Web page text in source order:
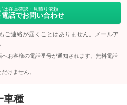
は在庫確認・見積り依頼
話でお問い合わせ
ご連絡が届くことはありません。メールア
お客様の電話番号が通知されます。無料電話
けません。
車種